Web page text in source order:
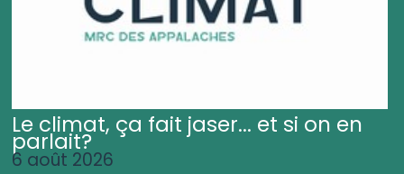
Le climat, ça fait jaser... et si on en
parlait?
6 août 2026